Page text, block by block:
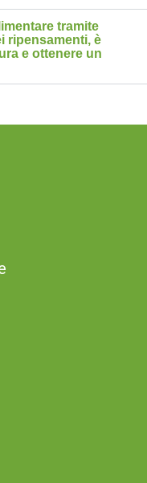
tramite
ripensamenti, è
e ottenere un